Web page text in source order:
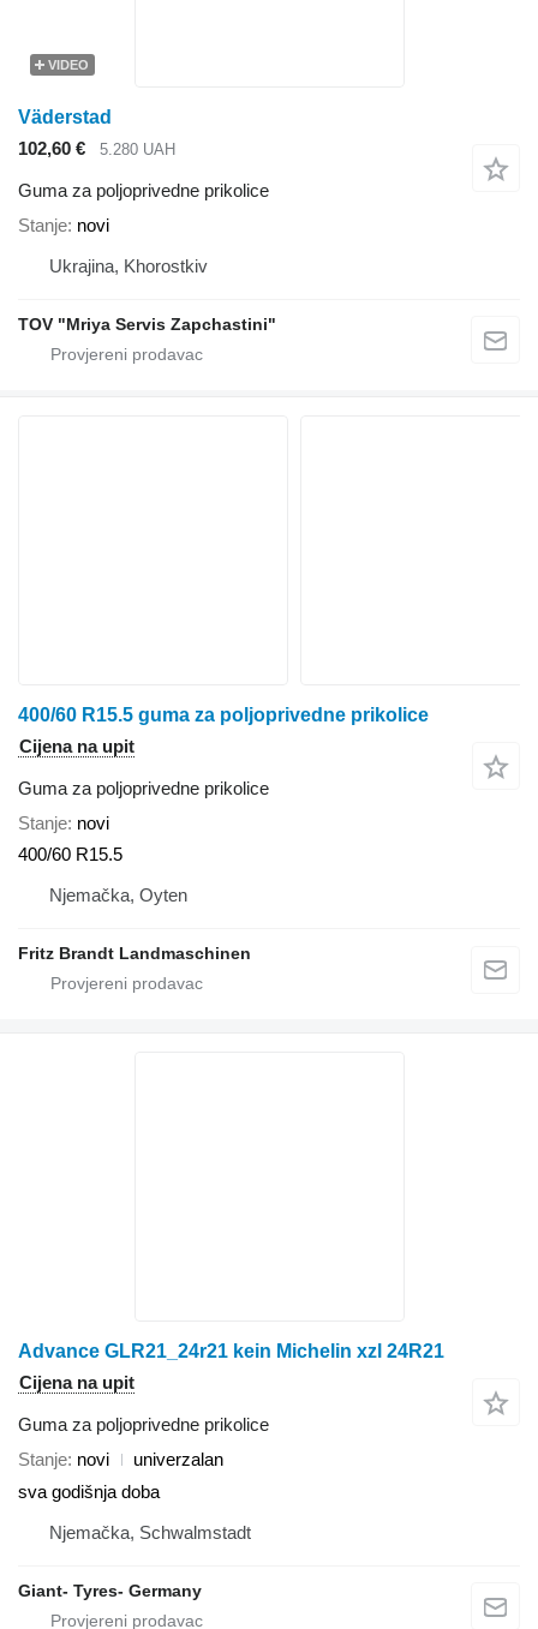
VIDEO
Väderstad
102,60 €
5.280 UAH
Guma za poljoprivedne prikolice
Stanje novi
Ukrajina, Khorostkiv
TOV "Mriya Servis Zapchastini"
400/60 R15.5 guma za poljoprivedne prikolice
Cijena na upit
Guma za poljoprivedne prikolice
Stanje novi
400/60 R15.5
Njemačka, Oyten
Fritz Brandt Landmaschinen
Advance GLR21_24r21 kein Michelin xzl 24R21
Cijena na upit
Guma za poljoprivedne prikolice
Stanje novi
univerzalan
sva godišnja doba
Njemačka, Schwalmstadt
Giant- Tyres- Germany